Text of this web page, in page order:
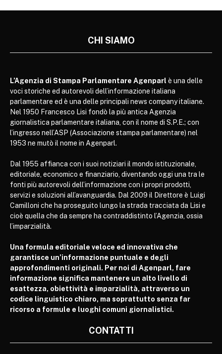
CHI SIAMO
L’Agenzia di Stampa Parlamentare Agenparl è una delle
voci storiche ed autorevoli dell’informazione italiana
parlamentare ed è una delle principali news company italiane.
Nel 1950 Francesco Lisi fondò la più antica Agenzia
giornalistica parlamentare italiana, con il nome di S.P.E.; con
l’ingresso nell’ASP (Associazione stampa parlamentare) nel
1953 ne mutò il nome in Agenparl.
Dal 1955 affianca con i suoi notiziari il mondo istituzionale,
editoriale, economico e finanziario, diventando oggi una tra le
fonti più autorevoli dell’informazione con i propri prodotti,
servizi e soluzioni all’avanguardia. Dal 2009 il Direttore è Luigi
Camilloni che ha proseguito lungo la strada tracciata da Lisi e
cioè quella che da sempre ha contraddistinto l’Agenzia, ossia
l’imparzialità.
Una formula editoriale veloce ed innovativa che
garantisce un’informazione puntuale e degli
approfondimenti originali. Per noi di Agenparl, fare
informazione significa mantenere un alto livello di
esattezza, obiettività e imparzialità, attraverso un
codice linguistico chiaro, ma soprattutto senza far
ricorso a formule e luoghi comuni giornalistici.
CONTATTI